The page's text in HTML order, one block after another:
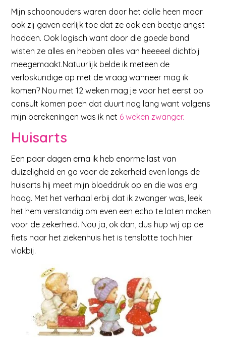
Mijn schoonouders waren door het dolle heen maar
ook zij gaven eerlijk toe dat ze ook een beetje angst
hadden. Ook logisch want door die goede band
wisten ze alles en hebben alles van heeeeel dichtbij
meegemaakt.Natuurlijk belde ik meteen de
verloskundige op met de vraag wanneer mag ik
komen? Nou met 12 weken mag je voor het eerst op
consult komen poeh dat duurt nog lang want volgens
mijn berekeningen was ik net 6 weken zwanger.
Huisarts
Een paar dagen erna ik heb enorme last van
duizeligheid en ga voor de zekerheid even langs de
huisarts hij meet mijn bloeddruk op en die was erg
hoog. Met het verhaal erbij dat ik zwanger was, leek
het hem verstandig om even een echo te laten maken
voor de zekerheid. Nou ja, ok dan, dus hup wij op de
fiets naar het ziekenhuis het is tenslotte toch hier
vlakbij.